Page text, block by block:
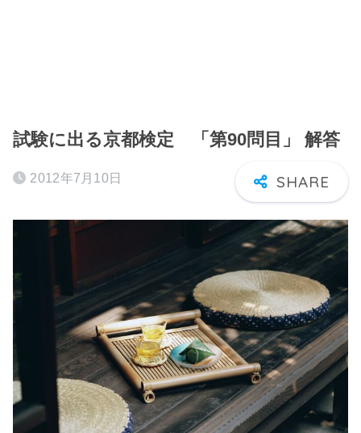
試験に出る京都検定 「第90問目」 解答
2012年7月10日